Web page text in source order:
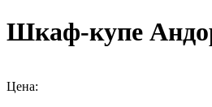
Шкаф-купе
Цена: